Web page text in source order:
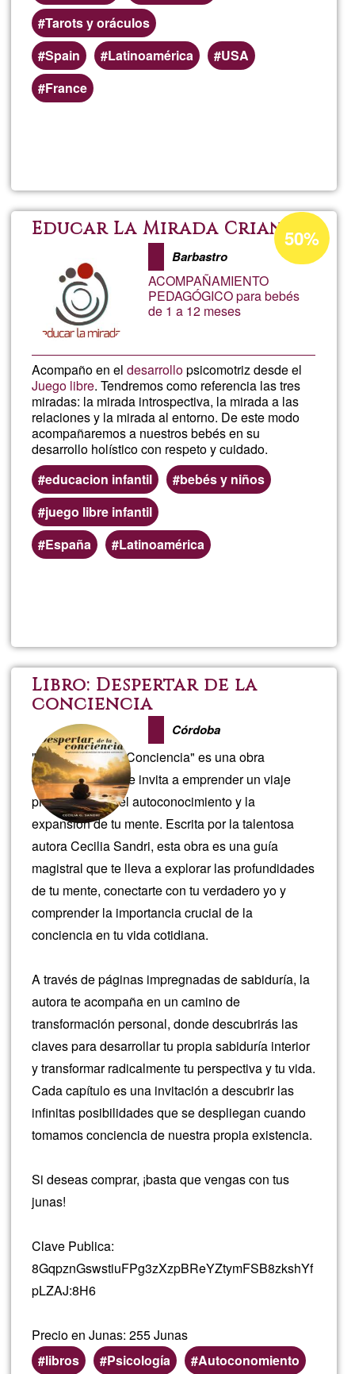
Tarots y oráculos
Spain
Latinoamérica
USA
France
The
the
Educar La Mirada Crianza
Barbastro
ACOMPAÑAMIENTO
PEDAGÓGICO para bebés
de 1 a 12 meses
Acompaño en eldesarrollopsicomotriz desde el
Juego libre. Tendremos como referencia las tres
miradas: la mirada introspectiva, la mirada a las
relaciones y la mirada al entorno. De este modo
acompañaremos a nuestros bebés en su
desarrollo holístico con respeto y cuidado.
educacion infantil
bebés y niños
juego libre infantil
España
Latinoamérica
Acceptance
percentage
Ğ1
50%
Libro: Despertar de la
conciencia
Córdoba
"Despertar de la Conciencia" es una obra
cautivadora que te invita a emprender un viaje
profundo hacia el autoconocimiento y la
expansión de tu mente. Escrita por la talentosa
autora Cecilia Sandri, esta obra es una guía
magistral que te lleva a explorar las profundidades
de tu mente, conectarte con tu verdadero yo y
comprender la importancia crucial de la
conciencia en tu vida cotidiana.
A través de páginas impregnadas de sabiduría, la
autora te acompaña en un camino de
transformación personal, donde descubrirás las
claves para desarrollar tu propia sabiduría interior
y transformar radicalmente tu perspectiva y tu vida.
Cada capítulo es una invitación a descubrir las
infinitas posibilidades que se despliegan cuando
tomamos conciencia de nuestra propia existencia.
Si deseas comprar, ¡basta que vengas con tus
junas!
Clave Publica:
8GqpznGswstiuFPg3zXzpBReYZtymFSB8zkshYf
pLZAJ:8H6
Precio en Junas: 255 Junas
libros
Psicología Autoconomiento